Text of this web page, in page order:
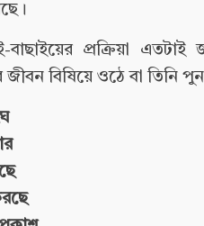
বাছাইয়ের প্রক্রিয়া
বিষিয়ে ওঠে বা তিনি